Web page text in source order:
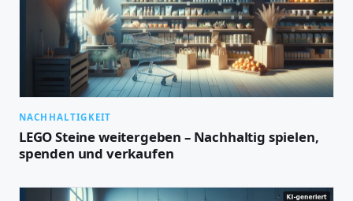
NACHHALTIGKEIT
LEGO Steine weitergeben – Nachhaltig spielen,
spenden und verkaufen